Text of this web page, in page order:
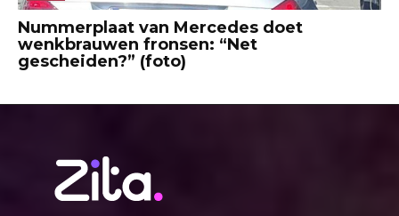
Nummerplaat van Mercedes doet
wenkbrauwen fronsen: “Net
gescheiden?” (foto)